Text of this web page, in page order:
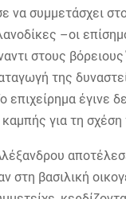
να συμμετάσχει
–οι
στους
της
επιχείρημα έγινε
καμπής για τη
στη βασιλική